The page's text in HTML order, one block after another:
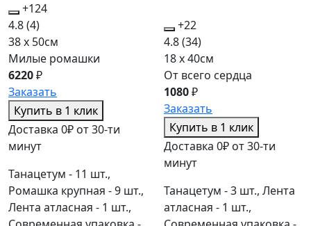
+124
4.8(4)
38 x 50см
Милые ромашки
6220₽
Заказать
Купить в 1 клик
Доставка 0₽ от 30-ти
минут
Танацетум - 11 шт.,
Ромашка крупная - 9 шт.,
Лента атласная - 1 шт.,
+22
4.8(34)
18 x 40см
От всего сердца
1080₽
Заказать
Купить в 1 клик
Доставка 0₽ от 30-ти
минут
Танацетум - 3 шт., Лента
атласная - 1 шт.,